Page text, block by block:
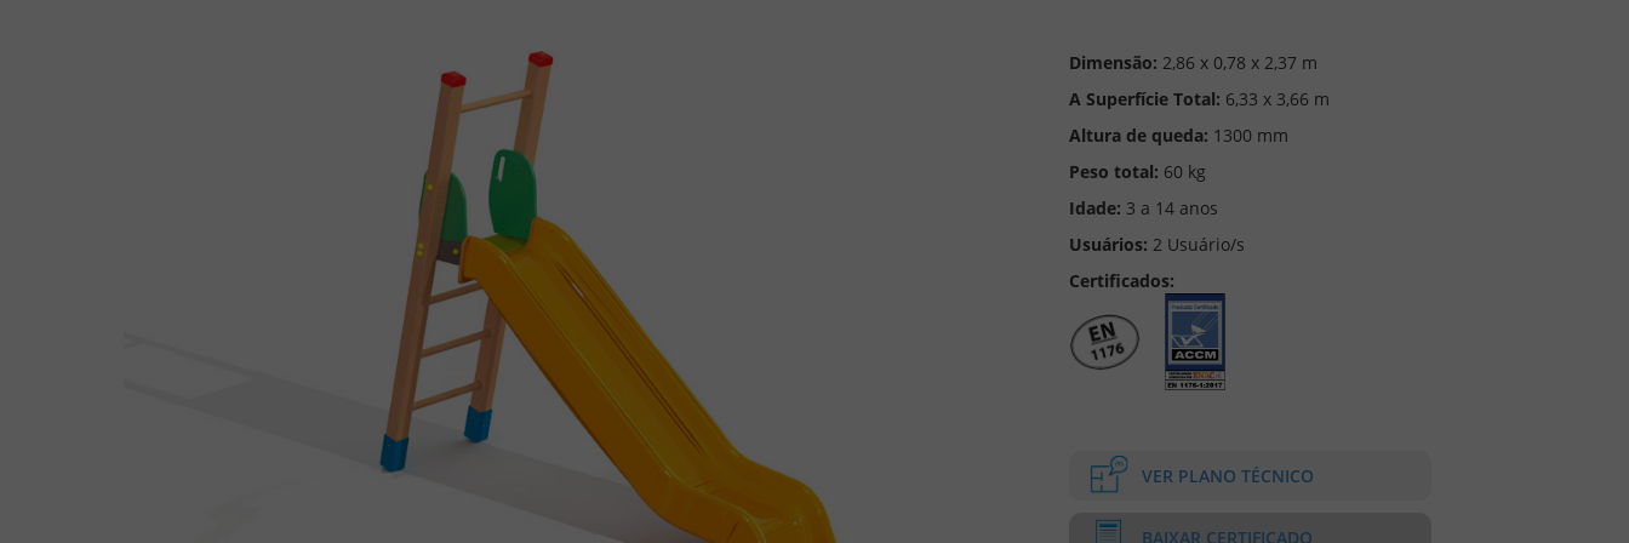
Dimensão: 2,86 x 0,78 x 2,37 m
A Superfície Total: 6,33 x 3,66 m
Altura de queda: 1300 mm
Peso total: 60 kg
Idade: 3 a 14 anos
Usuários: 2 Usuário/s
Certificados:
VER PLANO TÉCNICO
BAIXAR CERTIFICADO